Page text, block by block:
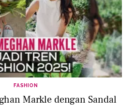
FASHION
Markle dengan Sandal